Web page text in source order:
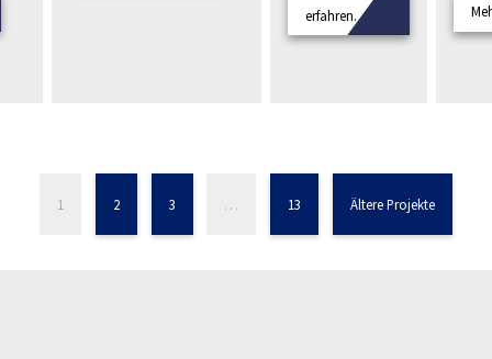
erfahren.
1 2 3 … 13 Ältere Projekte